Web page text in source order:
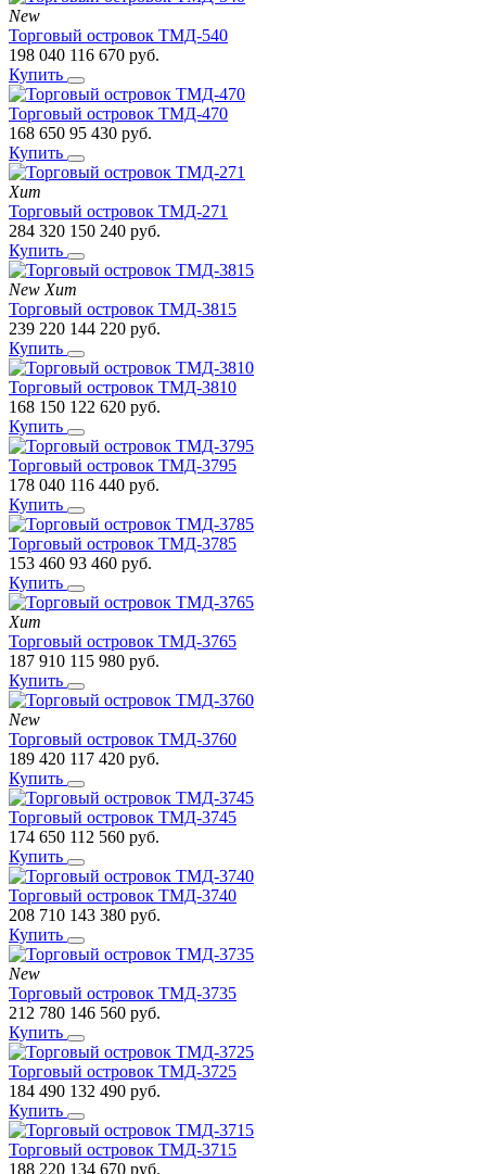
New
Торговый островок ТМД-540
198 040 116 670 руб.
Купить
Торговый островок ТМД-470
168 650 95 430 руб.
Купить
Хит
Торговый островок ТМД-271
284 320 150 240 руб.
Купить
New Хит
Торговый островок ТМД-3815
239 220 144 220 руб.
Купить
Торговый островок ТМД-3810
168 150 122 620 руб.
Купить
Торговый островок ТМД-3795
178 040 116 440 руб.
Купить
Торговый островок ТМД-3785
153 460 93 460 руб.
Купить
Хит
Торговый островок ТМД-3765
187 910 115 980 руб.
Купить
New
Торговый островок ТМД-3760
189 420 117 420 руб.
Купить
Торговый островок ТМД-3745
174 650 112 560 руб.
Купить
Торговый островок ТМД-3740
208 710 143 380 руб.
Купить
New
Торговый островок ТМД-3735
212 780 146 560 руб.
Купить
Торговый островок ТМД-3725
184 490 132 490 руб.
Купить
Торговый островок ТМД-3715
188 220 134 670 руб.